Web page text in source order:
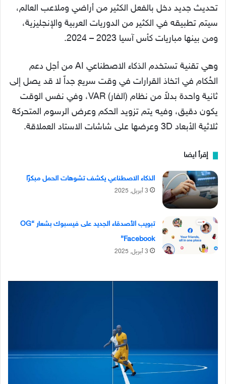
تحديث جديد دخل بالفعل الكثير من أراضي وملاعب العالم،
سيتم تطبيقه في الكثير من الدوريات العربية والإنجليزية،
ومن بينها مباريات كأس آسيا 2023 – 2024.
وهي تقنية تستخدم الذكاء الاصطناعي AI من أجل دعم
الحُكام في اتخاذ القرارات في وقت سريع جداً لا قد يصل إلى
ثانية واحدة بدلاً من نظام (الفار) VAR، وفي نفس الوقت
يكون دقيق، وفيه يتم تزويد الحكم وعرض الرسوم المتحركة
ثلاثية الأبعاد 3D وعرضها على شاشات الاستاد العملاقة.
إقرأ ايضا
الذكاء الاصطناعي يكشف تشوهات الحمل مبكرًا
3 أبريل, 2025
تبويب الأصدقاء الجديد على فيسبوك بشعار “OG
Facebook”
3 أبريل, 2025